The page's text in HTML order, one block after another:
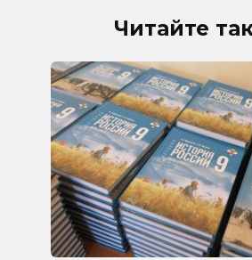
Читайте